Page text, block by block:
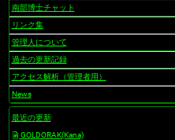
南部博士チャット
リンク集
管理人について
過去の更新記録
アクセス解析（管理者用）
News
最近の更新
GOLDORAK(Kana)